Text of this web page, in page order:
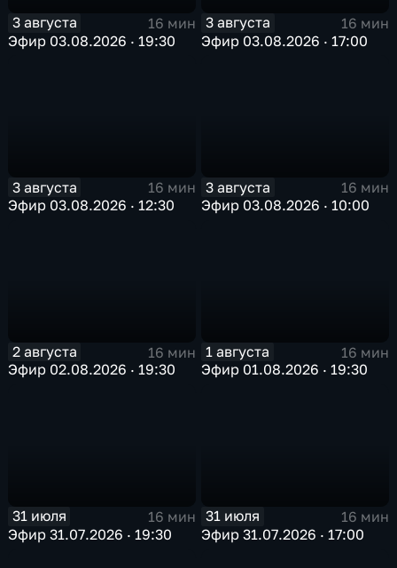
3 августа
16 мин
Эфир 03.08.2026 · 19:30
3 августа
16 мин
Эфир 03.08.2026 · 17:00
3 августа
16 мин
Эфир 03.08.2026 · 12:30
3 августа
16 мин
Эфир 03.08.2026 · 10:00
2 августа
16 мин
Эфир 02.08.2026 · 19:30
1 августа
16 мин
Эфир 01.08.2026 · 19:30
31 июля
16 мин
Эфир 31.07.2026 · 19:30
31 июля
16 мин
Эфир 31.07.2026 · 17:00